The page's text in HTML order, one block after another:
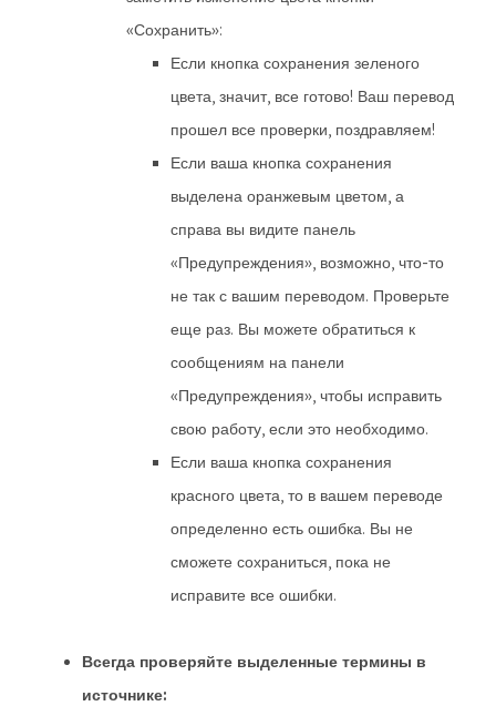
«Сохранить»:
Если кнопка сохранения зеленого
цвета, значит, все готово! Ваш перевод
прошел все проверки, поздравляем!
Если ваша кнопка сохранения
выделена оранжевым цветом, а
справа вы видите панель
«Предупреждения», возможно, что-то
не так с вашим переводом. Проверьте
еще раз. Вы можете обратиться к
сообщениям на панели
«Предупреждения», чтобы исправить
свою работу, если это необходимо.
Если ваша кнопка сохранения
красного цвета, то в вашем переводе
определенно есть ошибка. Вы не
сможете сохраниться, пока не
исправите все ошибки.
Всегда проверяйте выделенные термины в
источнике: